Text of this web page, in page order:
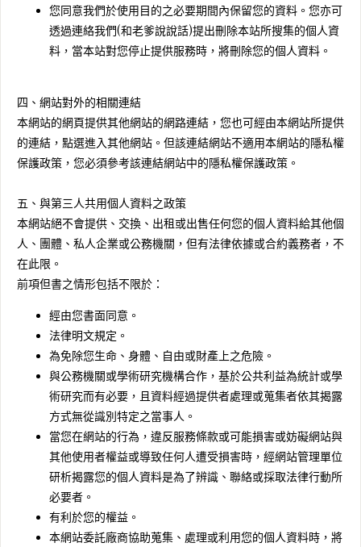
您同意我們於使用目的之必要期間內保留您的資料。您亦可
透過連絡我們(和老爹說說話)提出刪除本站所搜集的個人資
料，當本站對您停止提供服務時，將刪除您的個人資料。
四、網站對外的相關連結
本網站的網頁提供其他網站的網路連結，您也可經由本網站所提供
的連結，點選進入其他網站。但該連結網站不適用本網站的隱私權
保護政策，您必須參考該連結網站中的隱私權保護政策。
五、與第三人共用個人資料之政策
本網站絕不會提供、交換、出租或出售任何您的個人資料給其他個
人、團體、私人企業或公務機關，但有法律依據或合約義務者，不
在此限。
前項但書之情形包括不限於：
經由您書面同意。
法律明文規定。
為免除您生命、身體、自由或財產上之危險。
與公務機關或學術研究機構合作，基於公共利益為統計或學
術研究而有必要，且資料經過提供者處理或蒐集者依其揭露
方式無從識別特定之當事人。
當您在網站的行為，違反服務條款或可能損害或妨礙網站與
其他使用者權益或導致任何人遭受損害時，經網站管理單位
研析揭露您的個人資料是為了辨識、聯絡或採取法律行動所
必要者。
有利於您的權益。
本網站委託廠商協助蒐集、處理或利用您的個人資料時，將